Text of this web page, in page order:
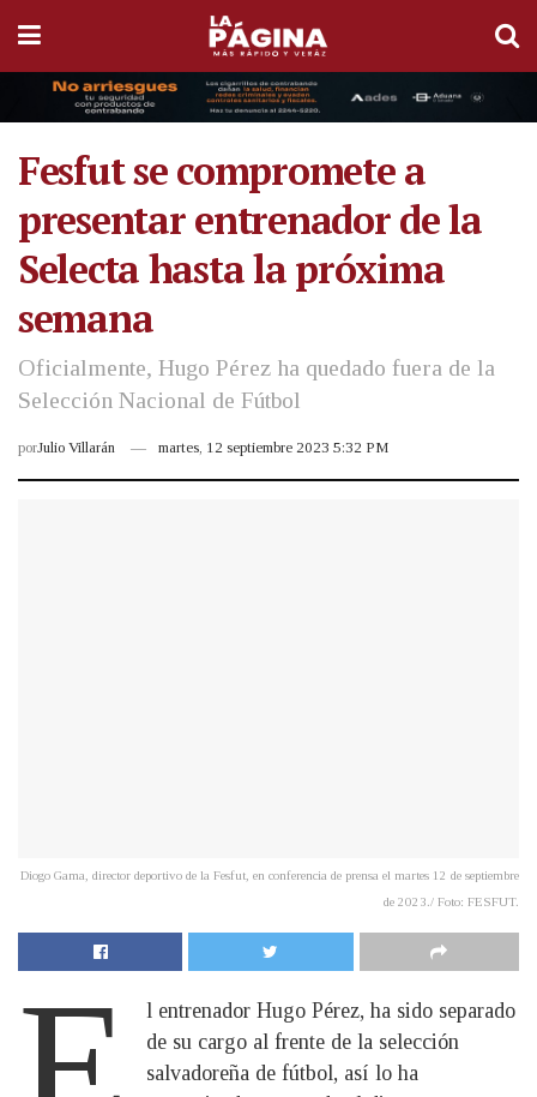
Fesfut se compromete a
presentar entrenador de la
Selecta hasta la próxima
semana
Oficialmente, Hugo Pérez ha quedado fuera de la
Selección Nacional de Fútbol
porJulio Villarán martes, 12 septiembre 2023 5:32 PM
Diogo Gama, director deportivo de la Fesfut, en conferencia de prensa el martes 12 de septiembre
de 2023./ Foto: FESFUT.
l entrenador Hugo Pérez, ha sido separado
de su cargo al frente de la selección
salvadoreña de fútbol, así lo ha